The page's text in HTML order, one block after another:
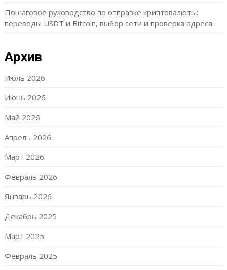
Пошаговое руководство по отправке криптовалюты:
переводы USDT и Bitcoin, выбор сети и проверка адреса
Архив
Июль 2026
Июнь 2026
Май 2026
Апрель 2026
Март 2026
Февраль 2026
Январь 2026
Декабрь 2025
Март 2025
Февраль 2025